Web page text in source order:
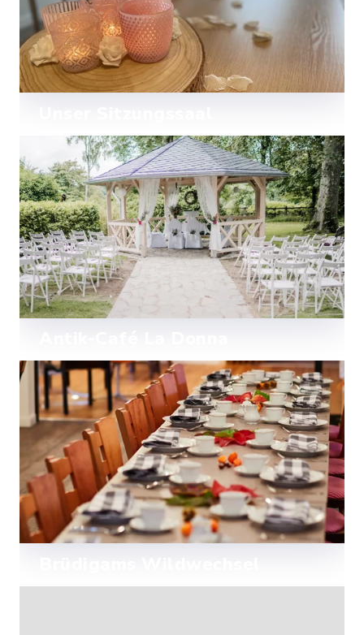
Unser stilvoller und geräumiger
Sitzungssaal im Standesamt Itzehoe-
Land bietet die ideale Kulisse für Ihre
standesamtliche Trauung.
Mehr lesen
Das charmante Antik Café La Donna in
Schlotfeld bietet die perfekte
Atmosphäre für Ihre standesamtliche
Trauung in stilvollem Ambiente.
Mehr lesen